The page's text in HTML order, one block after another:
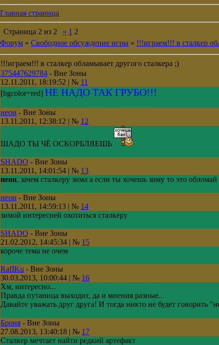
Главная страница
Страница 2 из 2 « 1 2
Форум » Свободное обсуждение игры » !!!играем!!! в сталкер
!!!играем!!! в сталкер обламывает другого сталкера ;)
375447629784 - Вне Зоны
12.11.2011, 18:19:52 | № 11
[bgcolor=red] НЕ НАДО ТАК ГРУБО!!!
неон - Вне Зоны
13.11.2011, 12:38:12 | № 12
ШАДО ТЫ ЧЁ ОСКОРБЛЯЕШЬ
SHADO - Вне Зоны
13.11.2011, 14:01:54 | № 13
неон, зачем сталкеру зима а если ты хочешь зиму то это
неон - Вне Зоны
13.11.2011, 14:59:13 | № 14
зимой интересней охотиться сталкеру
SHADO - Вне Зоны
21.02.2012, 14:45:34 | № 15
короче тема не очем
RafIKu - Вне Зоны
30.03.2013, 10:00:44 | № 16
Хм, интересно...
Правда путаница выходит, да и мнения разные..
Давайте уважать друг друга! И тогда никто не будет говорить
Броня - Вне Зоны
27.08.2013, 13:40:18 | № 17
Сталкер мечтает найти редкий артефакт